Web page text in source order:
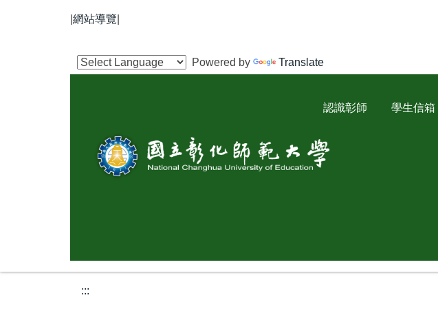
網站導覽
Powered by Translate
認識彰師 學生信箱
:::